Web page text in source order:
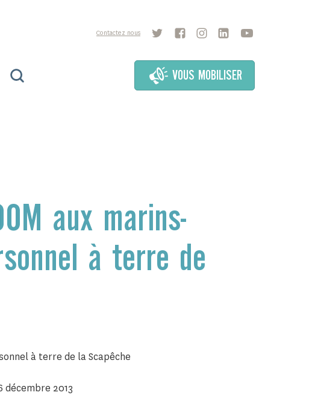
Contactez nous
VOUS MOBILISER
aux marins-
à terre de
à terre de la Scapêche
2013